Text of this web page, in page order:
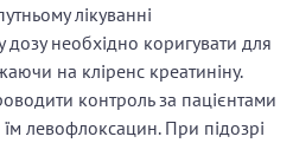
лікуванні
необхідно коригувати для
на кліренс креатиніну.
контроль за пацієнтами
левофлоксацин. При підозрі